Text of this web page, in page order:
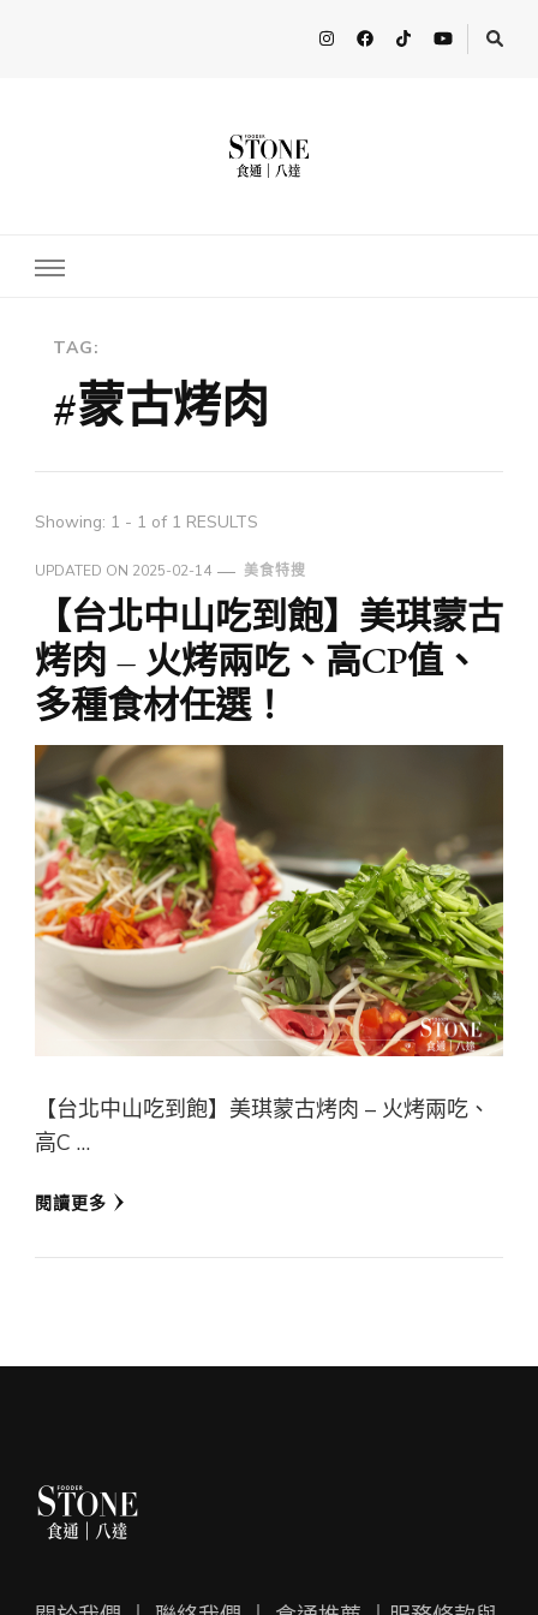
多人分享最新的消息！ FooderstoneTW，一個為了分享吃喝玩樂資
TAG:
#蒙古烤肉
Showing: 1 - 1 of 1 RESULTS
UPDATED ON 2025-02-14 美食特搜
【台北中山吃到飽】美琪蒙古
烤肉 – 火烤兩吃、高CP值、
多種食材任選！
【台北中山吃到飽】美琪蒙古烤肉 – 火烤兩吃、
高C …
閱讀更多